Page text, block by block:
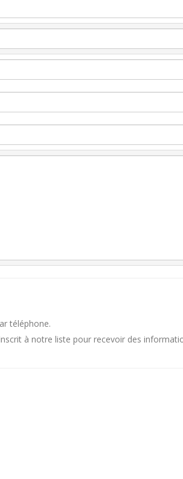
téléphone.
à notre liste pour recevoir des